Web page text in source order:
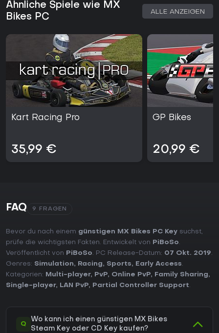
Ähnliche Spiele wie MX
Bikes PC
ALLE ANZEIGEN
Kart Racing Pro
35,99 €
GP Bikes
20,99 €
FAQ 9 FRAGEN
Bevor du nach einem günstigen MX Bikes PC Key suchst,
prüfe die wichtigsten Fakten. Entwickelt von
PiBoSo.
Veröffentlicht von
PiBoSo. PC Release-Datum: 07 Okt. 2019.
Genres: Simulation, Racing, Sports, Early Access.
Kategorien:
Multi-player, PvP, Online PvP, Family Sharing,
Single-player, LAN PvP, Partial Controller Support.
Q
Wo kann ich einen günstigen MX Bikes
Steam Key oder CD Key kaufen?